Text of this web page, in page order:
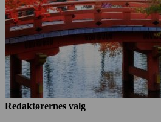
Redaktørernes valg